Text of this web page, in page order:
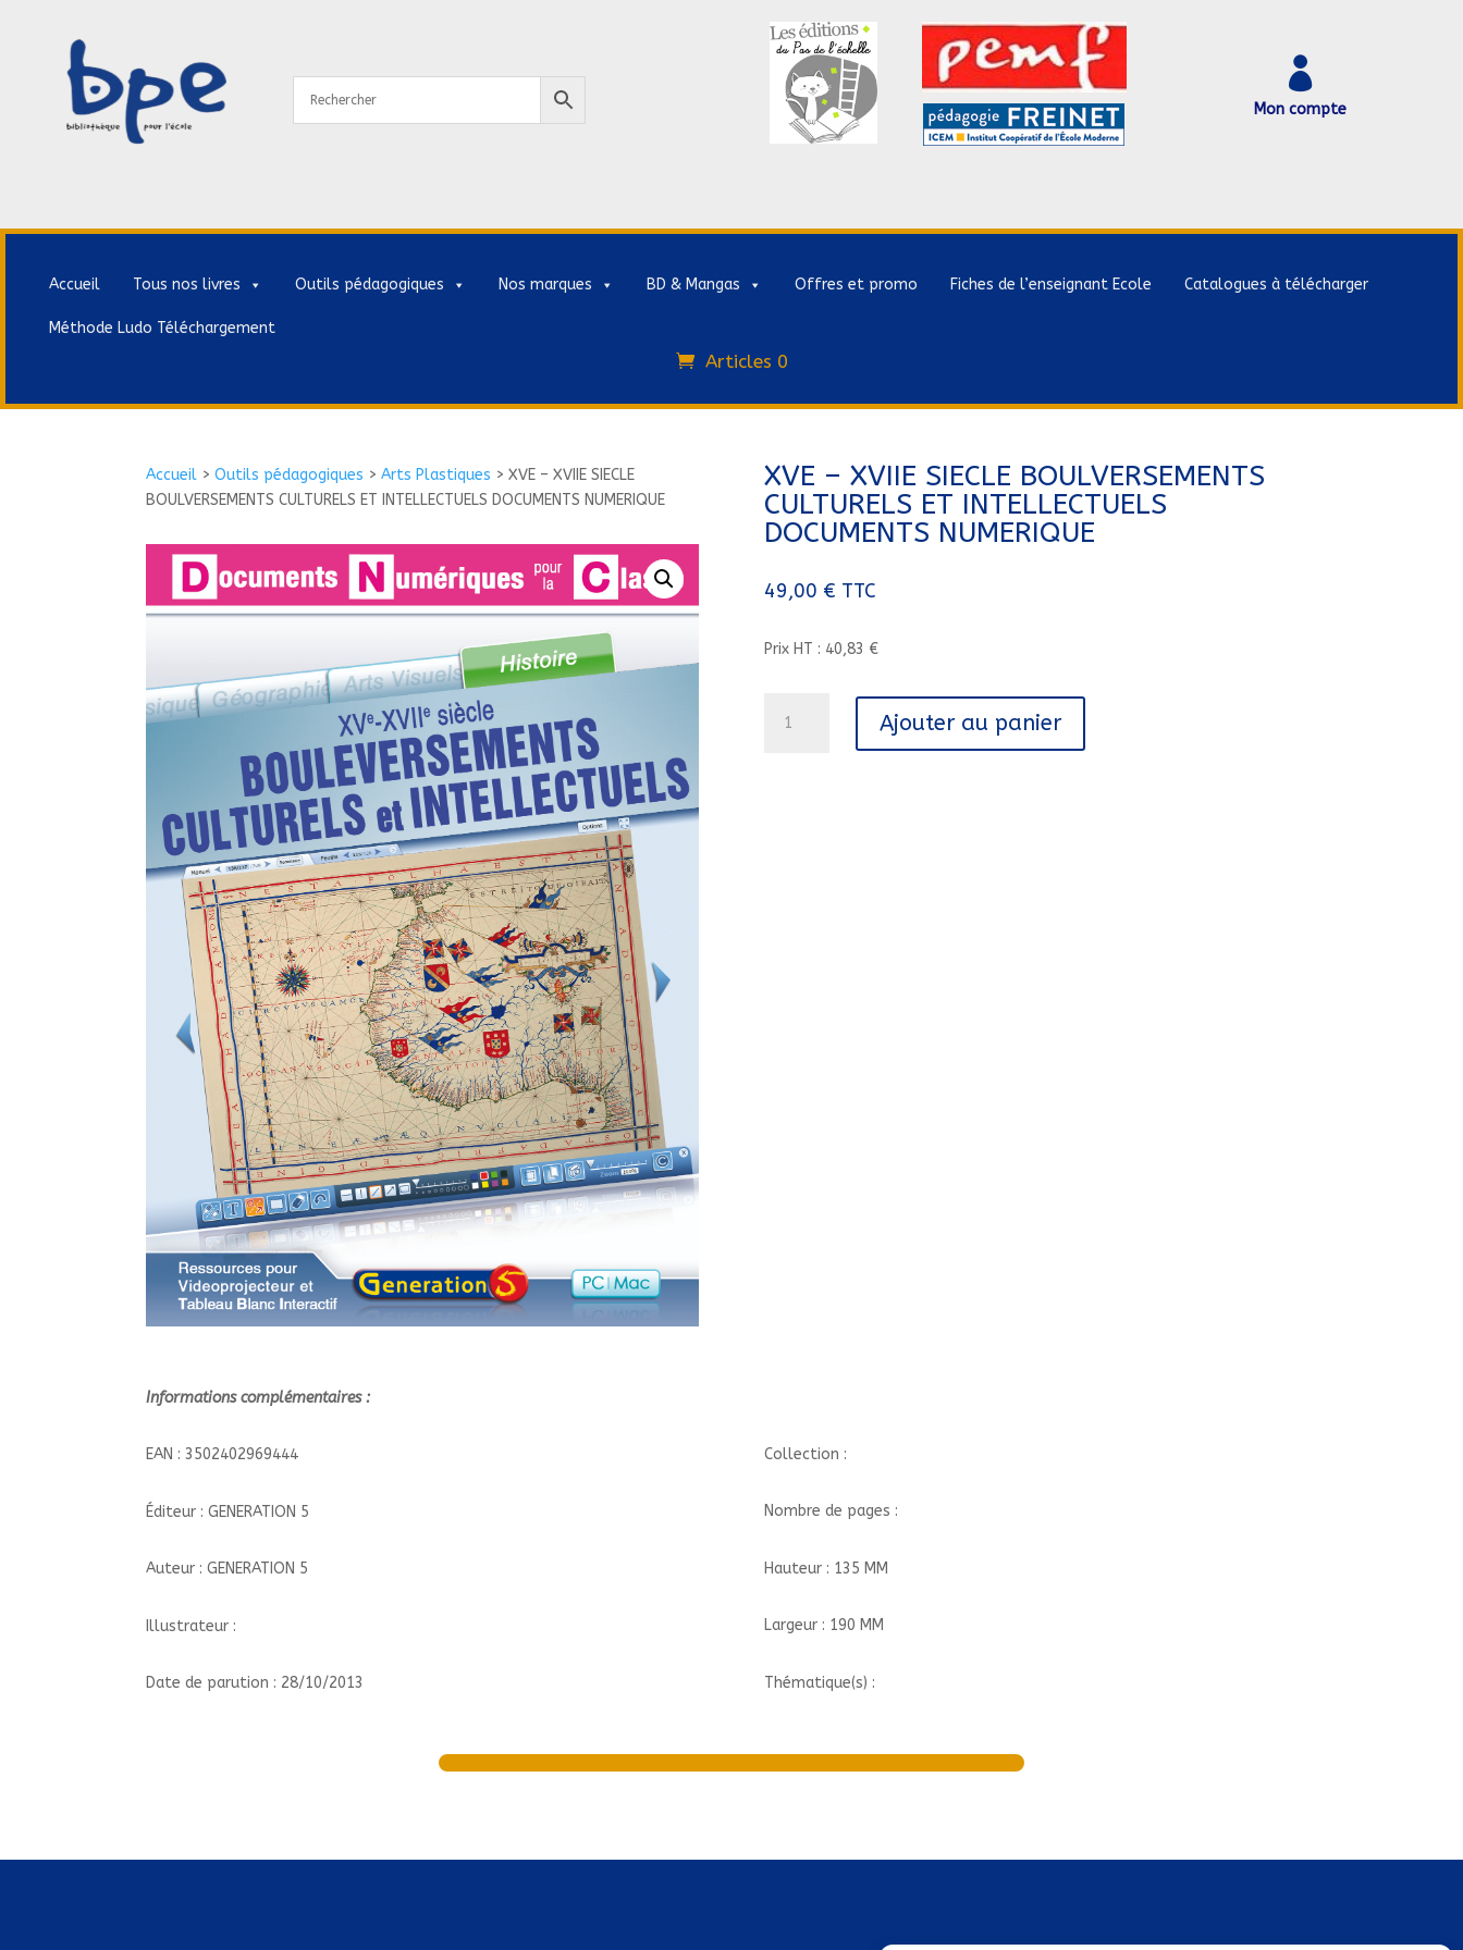

Mon compte
Accueil Tous nos livres Outils pédagogiques Nos marques BD & Mangas Offres et promo Fiches de l’enseignant Ecole Catalogues à télécharger
Méthode Ludo Téléchargement
Articles 0
Accueil >Outils pédagogiques >Arts Plastiques >XVE – XVIIE SIECLE
BOULVERSEMENTS CULTURELS ET INTELLECTUELS DOCUMENTS NUMERIQUE
XVE – XVIIE SIECLE BOULVERSEMENTS
CULTURELS ET INTELLECTUELS
DOCUMENTS NUMERIQUE
49,00 € TTC
Prix HT : 40,83 €
Ajouter au panier
Informations complémentaires :
EAN : 3502402969444
Éditeur : GENERATION 5
Auteur : GENERATION 5
Illustrateur :
Date de parution : 28/10/2013
Collection :
Nombre de pages :
Hauteur : 135 MM
Largeur : 190 MM
Thématique(s) :